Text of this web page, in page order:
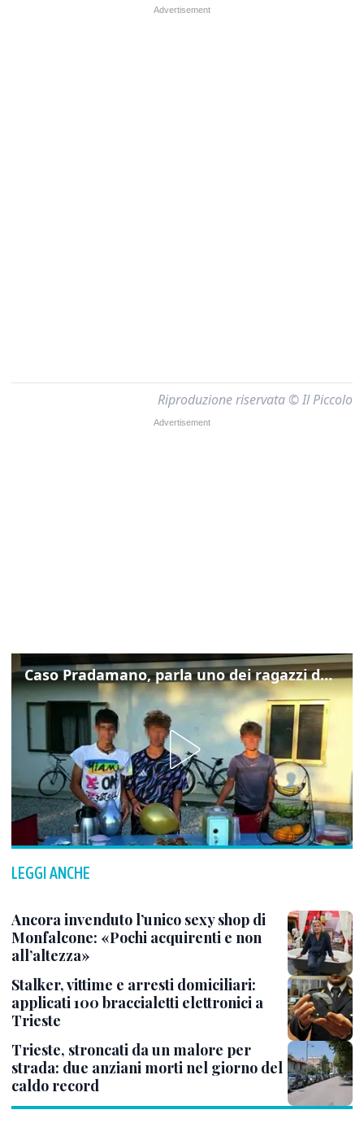
Riproduzione riservata © Il Piccolo
Caso Pradamano, parla uno dei ragazzi denunciati per la limonata: "Volevo anche aiutare i miei"
LEGGI ANCHE
Ancora invenduto l’unico sexy shop di
Monfalcone: «Pochi acquirenti e non
all’altezza»
Stalker, vittime e arresti domiciliari:
applicati 100 braccialetti elettronici a
Trieste
Trieste, stroncati da un malore per
strada: due anziani morti nel giorno del
caldo record